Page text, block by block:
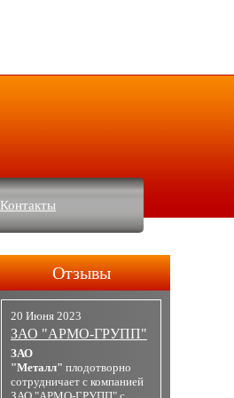
Контакты
Отзывы
20 Июня 2023
ЗАО "АРМО-ГРУПП"
ЗАО
"Металл" плодотворно
сотрудничает с компанией